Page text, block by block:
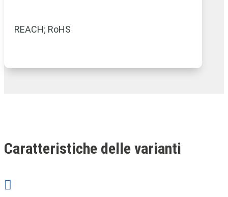
REACH; RoHS
Caratteristiche delle varianti
